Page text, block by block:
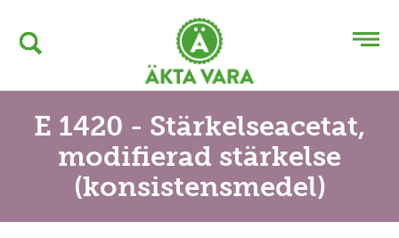
E 1420 - Stärkelseacetat,
modifierad stärkelse
(konsistensmedel)